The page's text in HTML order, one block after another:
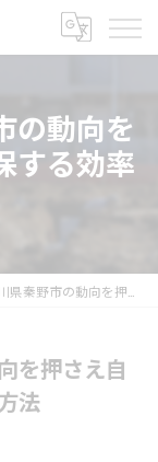
の動向を
する効率
押さえ自分の時間を確保する効率的な方法
を押さえ自
法